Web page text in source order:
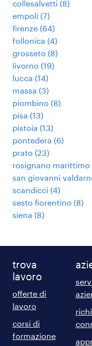
collesalvetti (8)
empoli (7)
firenze (64)
follonica (4)
grosseto (8)
livorno (19)
lucca (14)
massa (3)
piombino (8)
pisa (13)
pistoia (13)
pontedera (6)
prato (23)
rosignano marittimo
san giovanni
scandicci (4)
sesto fiorentino (8)
siena (8)
trova
lavoro
offerte di
lavoro
corsi di
formazione